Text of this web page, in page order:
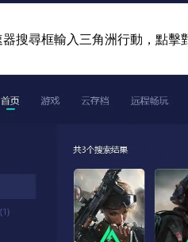
搜尋框輸入三角洲行動，點擊